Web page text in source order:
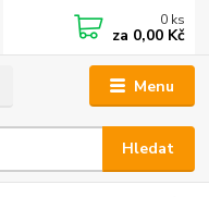
Menu
Hledat
0 ks
za 0,00 Kč